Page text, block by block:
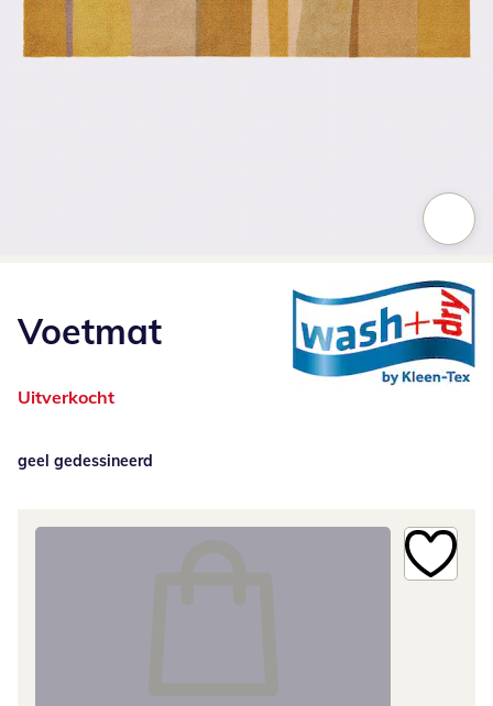
Voetmat
Uitverkocht
geel gedessineerd